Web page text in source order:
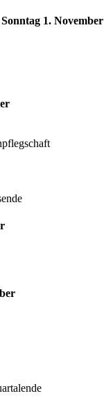
1. November